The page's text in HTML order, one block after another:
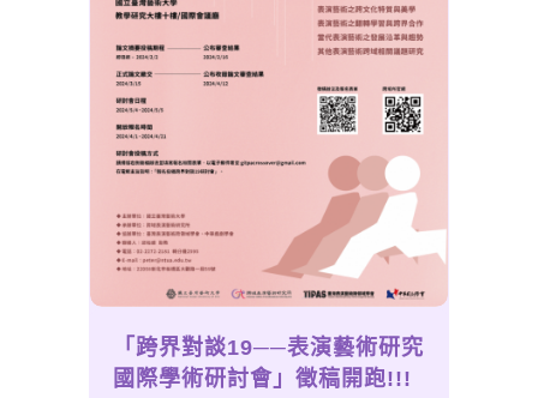
「跨界對談19──表演藝術研究
國際學術研討會」徵稿開跑!!!